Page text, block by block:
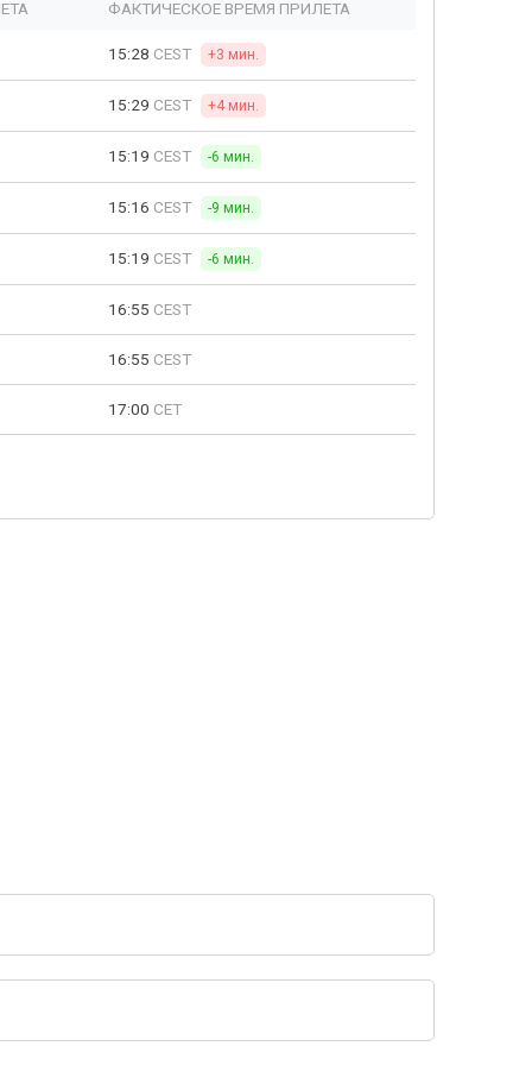
ФАКТИЧЕСКОЕ ВРЕМЯ ПРИЛЕТА
15:28 CEST +3 мин.
15:29 CEST +4 мин.
15:19 CEST -6 мин.
15:16 CEST -9 мин.
15:19 CEST -6 мин.
16:55 CEST
16:55 CEST
17:00 CET